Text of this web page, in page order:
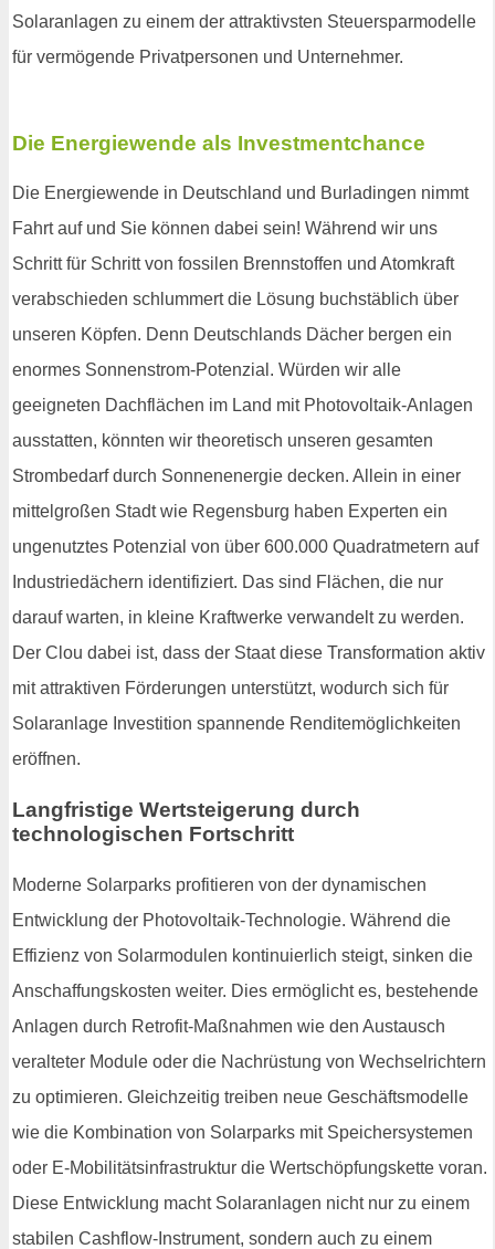
Solaranlagen zu einem der attraktivsten Steuersparmodelle
für vermögende Privatpersonen und Unternehmer.
Die Energiewende als Investmentchance
Die Energiewende in Deutschland und Burladingen nimmt
Fahrt auf und Sie können dabei sein! Während wir uns
Schritt für Schritt von fossilen Brennstoffen und Atomkraft
verabschieden schlummert die Lösung buchstäblich über
unseren Köpfen. Denn Deutschlands Dächer bergen ein
enormes Sonnenstrom-Potenzial. Würden wir alle
geeigneten Dachflächen im Land mit Photovoltaik-Anlagen
ausstatten, könnten wir theoretisch unseren gesamten
Strombedarf durch Sonnenenergie decken. Allein in einer
mittelgroßen Stadt wie Regensburg haben Experten ein
ungenutztes Potenzial von über 600.000 Quadratmetern auf
Industriedächern identifiziert. Das sind Flächen, die nur
darauf warten, in kleine Kraftwerke verwandelt zu werden.
Der Clou dabei ist, dass der Staat diese Transformation aktiv
mit attraktiven Förderungen unterstützt, wodurch sich für
Solaranlage Investition spannende Renditemöglichkeiten
eröffnen.
Langfristige Wertsteigerung durch
technologischen Fortschritt
Moderne Solarparks profitieren von der dynamischen
Entwicklung der Photovoltaik-Technologie. Während die
Effizienz von Solarmodulen kontinuierlich steigt, sinken die
Anschaffungskosten weiter. Dies ermöglicht es, bestehende
Anlagen durch Retrofit-Maßnahmen wie den Austausch
veralteter Module oder die Nachrüstung von Wechselrichtern
zu optimieren. Gleichzeitig treiben neue Geschäftsmodelle
wie die Kombination von Solarparks mit Speichersystemen
oder E-Mobilitätsinfrastruktur die Wertschöpfungskette voran.
Diese Entwicklung macht Solaranlagen nicht nur zu einem
stabilen Cashflow-Instrument, sondern auch zu einem